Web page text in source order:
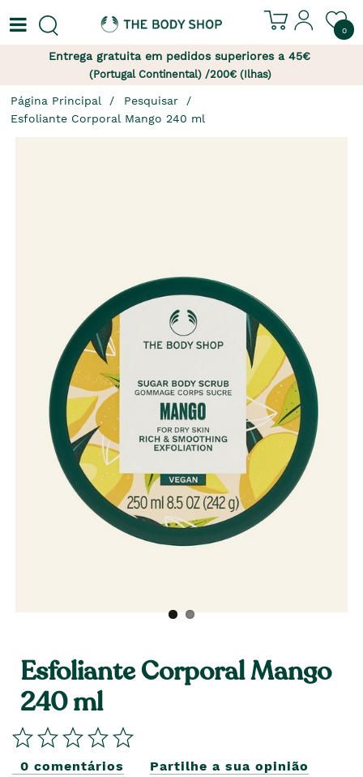
0
Entrega gratuita em pedidos superiores a 45€
(Portugal Continental) /200€ (Ilhas)
Página Principal
Pesquisar
Esfoliante Corporal Mango 240 ml
Esfoliante Corporal Mango
240 ml
0 comentários Partilhe a sua opinião